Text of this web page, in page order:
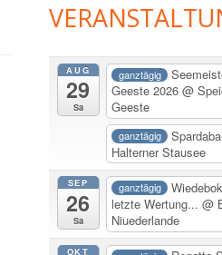
Haupt-
Seitenleiste
AUG
29
Sa
ganztägig
Geeste 2026 @
Geeste
ganztägig
Halterner Stausee
SEP
26
Sa
ganztägig
letzte Wertung... @
Niuederlande
OKT